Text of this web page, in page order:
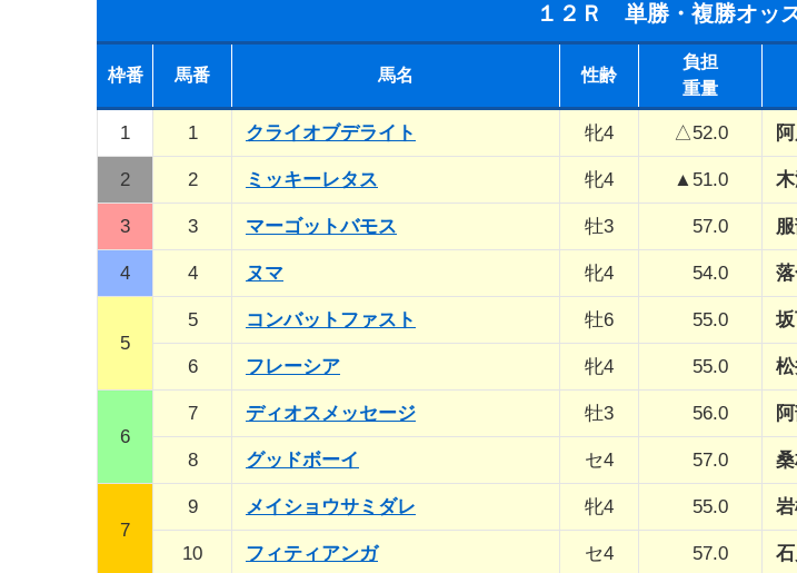
１２Ｒ 単勝・複勝オ
枠番 馬番 馬名 性齢
負担
重量
1 1 クライオブデライト 牝4 △52.0
2 2 ミッキーレタス 牝4 ▲51.0
3 3 マーゴットバモス 牡3 57.0
4 4 ヌマ 牝4 54.0
5
5 コンバットファスト 牡6 55.0
6 フレーシア 牝4 55.0
6
7 ディオスメッセージ 牡3 56.0
8 グッドボーイ セ4 57.0
7
9 メイショウサミダレ 牝4 55.0
10 フィティアンガ セ4 57.0